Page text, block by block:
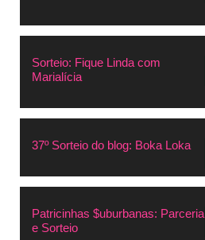
Sorteio: Fique Linda com
Marialícia
37º Sorteio do blog: Boka Loka
Patricinhas $uburbanas: Parceria
e Sorteio